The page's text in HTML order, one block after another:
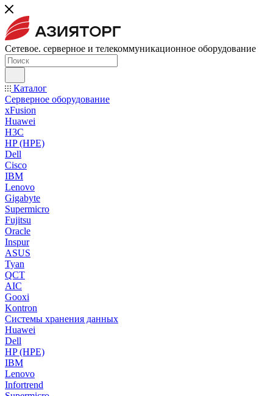
Сетевое. серверное и телекоммуникационное оборудование
Каталог
Серверное оборудование
xFusion
Huawei
H3C
HP (HPE)
Dell
Cisco
IBM
Lenovo
Gigabyte
Supermicro
Fujitsu
Oracle
Inspur
ASUS
Tyan
QCT
AIC
Gooxi
Kontron
Системы хранения данных
Huawei
Dell
HP (HPE)
IBM
Lenovo
Infortrend